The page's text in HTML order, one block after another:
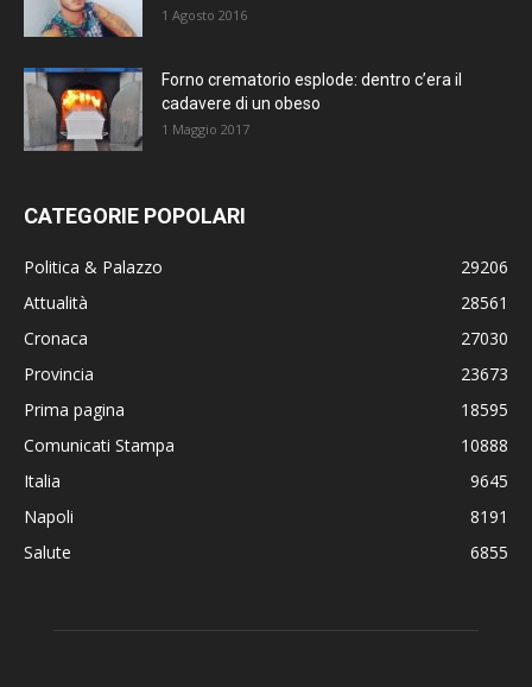
1 Agosto 2016
Forno crematorio esplode: dentro c’era il
cadavere di un obeso
1 Maggio 2017
CATEGORIE POPOLARI
Politica & Palazzo
29206
Attualità
28561
Cronaca
27030
Provincia
23673
Prima pagina
18595
Comunicati Stampa
10888
Italia
9645
Napoli
8191
Salute
6855